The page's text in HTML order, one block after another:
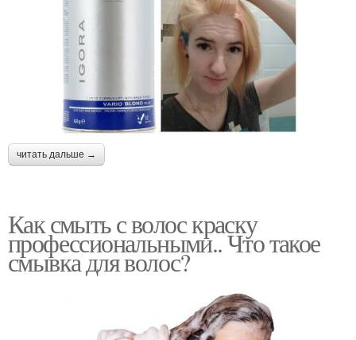
читать дальше →
Как смыть с волос краску
профессиональными.. Что такое
смывка для волос?